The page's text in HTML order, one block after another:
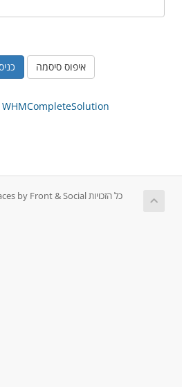
איפוס סיסמה
WHMCompleteSolution